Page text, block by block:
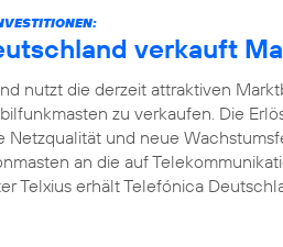
verkauft
nutzt die derzeit attraktiven
zu verkaufen. Die
Netzqualität und neue
an die auf
Telxius erhält Telefónica